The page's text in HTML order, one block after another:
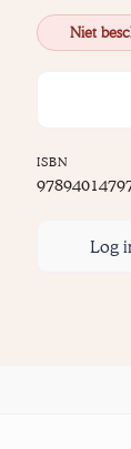
Niet
ISBN
Log